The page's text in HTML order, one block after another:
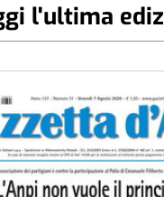
l'ultima